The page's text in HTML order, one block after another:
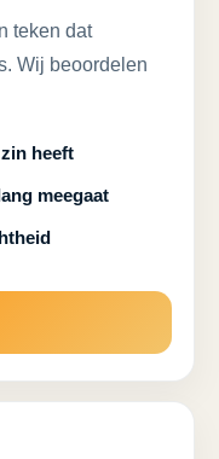
teken dat
Wij beoordelen
heeft
meegaat